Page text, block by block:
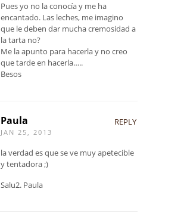
Pues yo no la conocía y me ha
encantado. Las leches, me imagino
que le deben dar mucha cremosidad a
la tarta no?
Me la apunto para hacerla y no creo
que tarde en hacerla…..
Besos
Paula
JAN 25, 2013
REPLY
la verdad es que se ve muy apetecible
y tentadora ;)
Salu2. Paula